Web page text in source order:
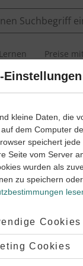
Preise
des
Einstellungen
kleine Daten, die
dem Computer
speichert
Seite vom Server
wurden als
zu speichern
Cookies
Cookies